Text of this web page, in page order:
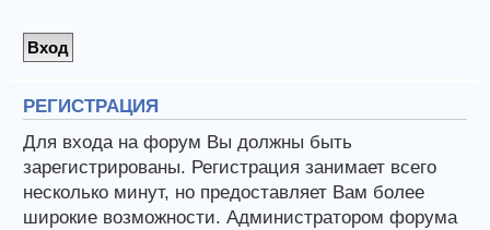
РЕГИСТРАЦИЯ
Для входа на форум Вы должны быть
зарегистрированы. Регистрация занимает всего
несколько минут, но предоставляет Вам более
широкие возможности. Администратором форума